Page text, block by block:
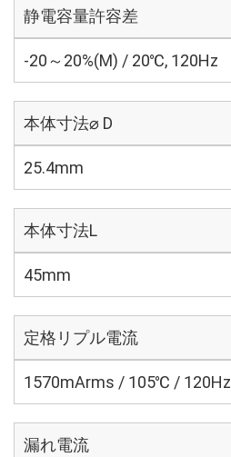
静電容量許容差
-20～20%(M) / 20℃, 120Hz
本体寸法⌀ D
25.4mm
本体寸法L
45mm
定格リプル電流
1570mArms / 105℃ / 120Hz
漏れ電流